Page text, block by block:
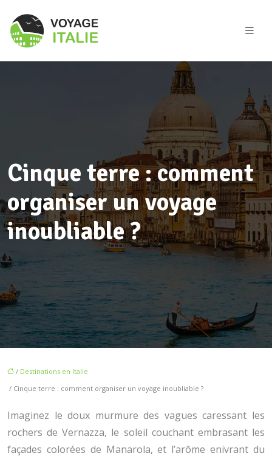
Cinque terre : comment
organiser un voyage
inoubliable ?
/ Destinations en Italie
/ Cinque terre : comment organiser un voyage inoubliable ?
Imaginez le doux murmure des vagues caressant les
rochers de Vernazza, le soleil couchant embrasant les
façades colorées de Manarola, et l’arôme enivrant du